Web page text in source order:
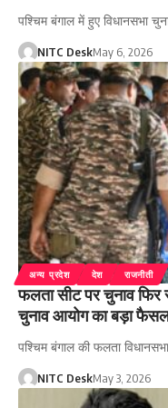
पश्चिम बंगाल में हुए विधानसभा
NITC DeskMay 6, 2026
अन्य प्रदेश देश राजनीती
फलता सीट पर चुनाव फिर
चुनाव आयोग का बड़ा
पश्चिम बंगाल की फलता
NITC DeskMay 3, 2026